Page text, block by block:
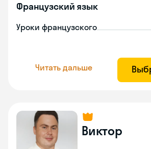
Французский язык
Уроки французского
Читать дальше
Виктор